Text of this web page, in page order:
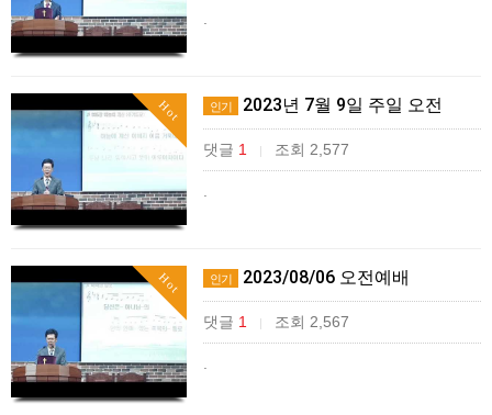
Hot 인기 2023년 7월 9일 주일 오전
댓글 1 | 조회 2,577
Hot 인기 2023/08/06 오전예배
댓글 1 | 조회 2,567